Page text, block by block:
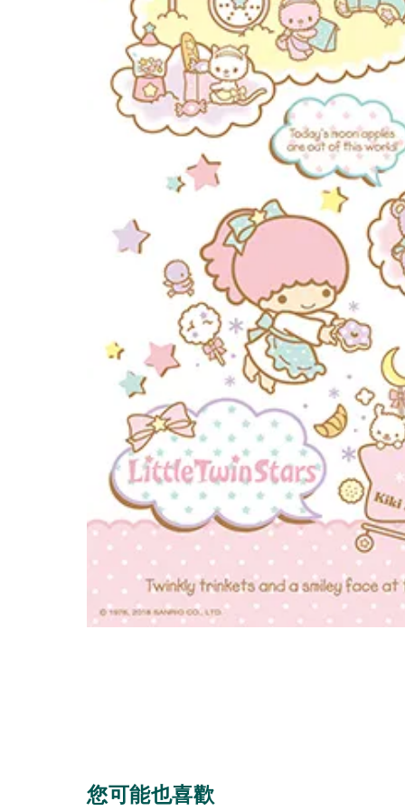
您可能也喜歡